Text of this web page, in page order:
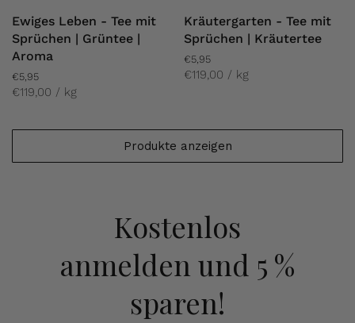
Ewiges Leben - Tee mit
Sprüchen | Grüntee |
Aroma
€5,95
€119,00 / kg
Kräutergarten - Tee mit
Sprüchen | Kräutertee
€5,95
€119,00 / kg
Produkte anzeigen
Kostenlos
anmelden und 5 %
sparen!